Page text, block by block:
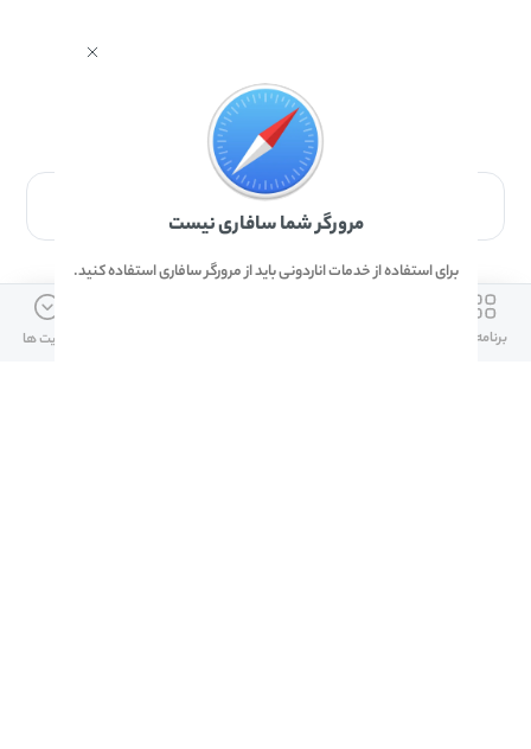
برای دانلود برنامه با مرورگر Safari وارد شوید.
ارتباط با ما
برنامه ها آپدیت ها
مرورگر شما سافاری نیست
برای استفاده از خدمات اناردونی باید از مرورگر سافاری استفاده کنید.